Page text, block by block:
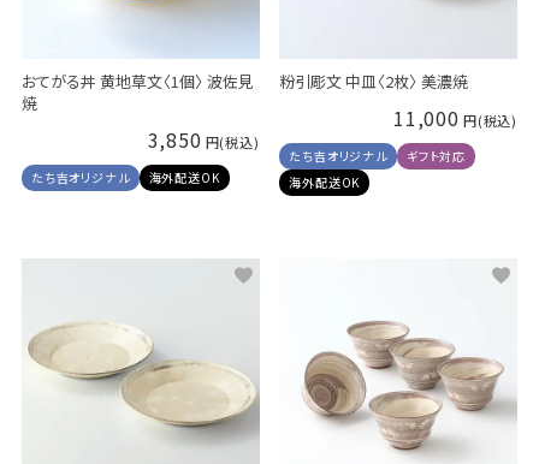
おてがる丼 黄地草文〈1個〉 波佐見
焼
3,850
たち吉オリジナル 海外配送OK
粉引彫文 中皿〈2枚〉 美濃焼
11,000
たち吉オリジナル
ギフト対応
海外配送OK